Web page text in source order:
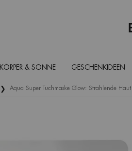
KÖRPER & SONNE GESCHENKIDEEN
Aqua Super Tuchmaske Glow: Strahlende Haut